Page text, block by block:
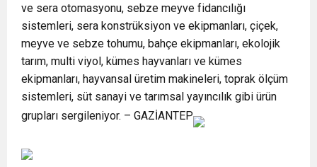
ve sera otomasyonu, sebze meyve fidancılığı
sistemleri, sera konstrüksiyon ve ekipmanları, çiçek,
meyve ve sebze tohumu, bahçe ekipmanları, ekolojik
tarım, multi viyol, kümes hayvanları ve kümes
ekipmanları, hayvansal üretim makineleri, toprak ölçüm
sistemleri, süt sanayi ve tarımsal yayıncılık gibi ürün
grupları sergileniyor. – GAZİANTEP